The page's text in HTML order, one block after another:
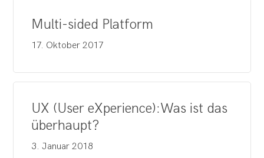
Multi-sided Platform
17. Oktober 2017
UX (User eXperience):Was ist das
überhaupt?
3. Januar 2018